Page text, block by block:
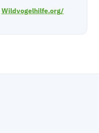
Wildvogelhilfe.org/